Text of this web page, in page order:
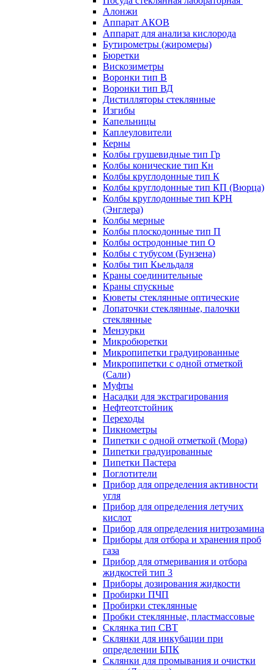
Алонжи
Аппарат АКОВ
Аппарат для анализа кислорода
Бутирометры (жиромеры)
Бюретки
Вискозиметры
Воронки тип В
Воронки тип ВД
Дистилляторы стеклянные
Изгибы
Капельницы
Каплеуловители
Керны
Колбы грушевидные тип Гр
Колбы конические тип Кн
Колбы круглодонные тип К
Колбы круглодонные тип КП (Вюрца)
Колбы круглодонные тип КРН
(Энглера)
Колбы мерные
Колбы плоскодонные тип П
Колбы остродонные тип О
Колбы с тубусом (Бунзена)
Колбы тип Кьельдаля
Краны соединительные
Краны спускные
Кюветы стеклянные оптические
Лопаточки стеклянные, палочки
стеклянные
Мензурки
Микробюретки
Микропипетки градуированные
Микропипетки с одной отметкой
(Сали)
Муфты
Насадки для экстрагирования
Нефтеотстойник
Переходы
Пикнометры
Пипетки с одной отметкой (Мора)
Пипетки градуированные
Пипетки Пастера
Поглотители
Прибор для определения активности
угля
Прибор для определения летучих
кислот
Прибор для определения нитрозамина
Приборы для отбора и хранения проб
газа
Прибор для отмеривания и отбора
жидкостей тип 3
Приборы дозирования жидкости
Пробирки ПЧП
Пробирки стеклянные
Пробки стеклянные, пластмассовые
Склянка тип СВТ
Склянки для инкубации при
определении БПК
Склянки для промывания и очистки